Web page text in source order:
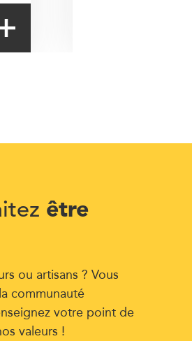
être
ou artisans ? Vous
communauté
votre point de
valeurs !